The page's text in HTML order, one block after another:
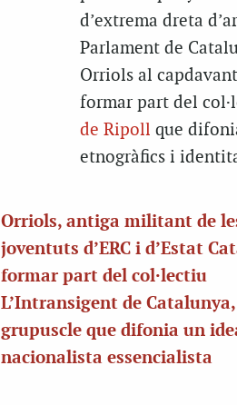
d’extrema dreta
Parlament de
Orriols al
formar part del
de Ripoll que
etnogràfics i
Orriols, antiga militant de
joventuts d’ERC i d’Estat
formar part del col·lectiu
L’Intransigent de
grupuscle que difonia un
nacionalista essencialista